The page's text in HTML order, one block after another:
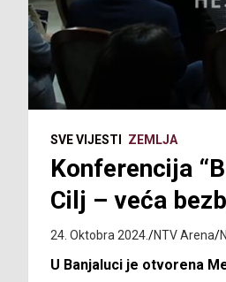
SVE VIJESTI ZEMLJA
Konferencija
Cilj – veća
24. Oktobra 2024. NTV Arena
U Banjaluci je otvorena